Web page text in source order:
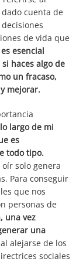
cuenta de
de vida que
es esencial
haces algo de
un fracaso,
mejorar.
largo de mi
es
todo tipo.
solo genera
Para conseguir
que nos
personas de
una vez
una
alejarse de los
sociales